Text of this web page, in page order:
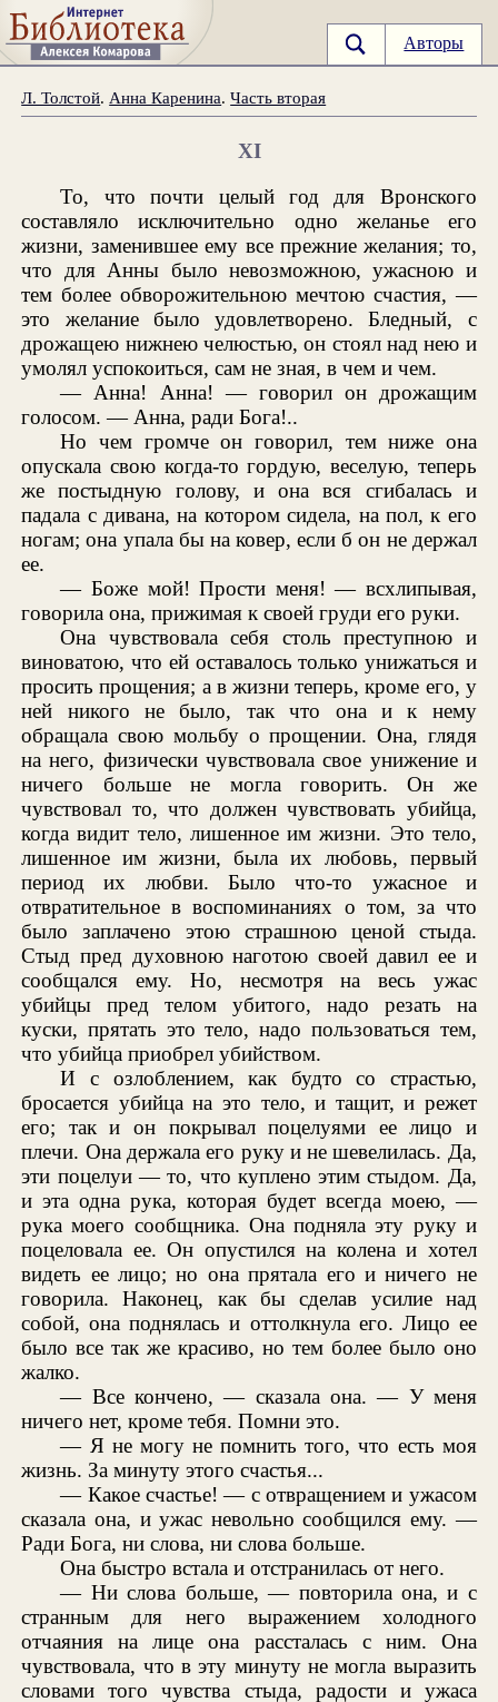
Авторы
Л. Толстой. Анна Каренина.Часть вторая
XI
То, что почти целый год для Вронского
составляло исключительно одно желанье его
жизни, заменившее ему все прежние желания; то,
что для Анны было невозможною, ужасною и
тем более обворожительною мечтою счастия, —
это желание было удовлетворено. Бледный, с
дрожащею нижнею челюстью, он стоял над нею и
умолял успокоиться, сам не зная, в чем и чем.
— Анна! Анна! — говорил он дрожащим
голосом. — Анна, ради Бога!..
Но чем громче он говорил, тем ниже она
опускала свою когда-то гордую, веселую, теперь
же постыдную голову, и она вся сгибалась и
падала с дивана, на котором сидела, на пол, к его
ногам; она упала бы на ковер, если б он не держал
ее.
— Боже мой! Прости меня! — всхлипывая,
говорила она, прижимая к своей груди его руки.
Она чувствовала себя столь преступною и
виноватою, что ей оставалось только унижаться и
просить прощения; а в жизни теперь, кроме его, у
ней никого не было, так что она и к нему
обращала свою мольбу о прощении. Она, глядя
на него, физически чувствовала свое унижение и
ничего больше не могла говорить. Он же
чувствовал то, что должен чувствовать убийца,
когда видит тело, лишенное им жизни. Это тело,
лишенное им жизни, была их любовь, первый
период их любви. Было что-то ужасное и
отвратительное в воспоминаниях о том, за что
было заплачено этою страшною ценой стыда.
Стыд пред духовною наготою своей давил ее и
сообщался ему. Но, несмотря на весь ужас
убийцы пред телом убитого, надо резать на
куски, прятать это тело, надо пользоваться тем,
что убийца приобрел убийством.
И с озлоблением, как будто со страстью,
бросается убийца на это тело, и тащит, и режет
его; так и он покрывал поцелуями ее лицо и
плечи. Она держала его руку и не шевелилась. Да,
эти поцелуи — то, что куплено этим стыдом. Да,
и эта одна рука, которая будет всегда моею, —
рука моего сообщника. Она подняла эту руку и
поцеловала ее. Он опустился на колена и хотел
видеть ее лицо; но она прятала его и ничего не
говорила. Наконец, как бы сделав усилие над
собой, она поднялась и оттолкнула его. Лицо ее
было все так же красиво, но тем более было оно
жалко.
— Все кончено, — сказала она. — У меня
ничего нет, кроме тебя. Помни это.
— Я не могу не помнить того, что есть моя
жизнь. За минуту этого счастья...
— Какое счастье! — с отвращением и ужасом
сказала она, и ужас невольно сообщился ему. —
Ради Бога, ни слова, ни слова больше.
Она быстро встала и отстранилась от него.
— Ни слова больше, — повторила она, и с
странным для него выражением холодного
отчаяния на лице она рассталась с ним. Она
чувствовала, что в эту минуту не могла выразить
словами того чувства стыда, радости и ужаса